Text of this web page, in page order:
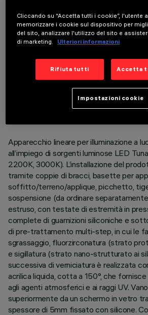
DATI TECNICI
ULTIMO AGGIORNAMENTO: 06/08/2026
DESCRIZIONE
Apparecchio lineare per illuminazione a
all’impiego di sorgenti luminose LED
2200K, 3000K). L’installazione del
tramite coppie di bracci, basette per
soffitto/terreno/applique, picchetto,
sospensione (da ordinare
estruso, con testate di estremità in
complete di guarnizioni siliconiche e
di pre-trattamento multi-step, in cui le
sgrassaggio, fluorzirconatura (strato
e sigillatura (strato nano-strutturato ai
successiva di verniciatura è realizzata
acrilica liquida, cotta a 150°, che fornisce
agli agenti atmosferici e ai raggi UV.
superiormente da un schermo in vetro
spessore di 5mm fissato con silicone.
Cliccando su “Accetta tutti i cookie”, l'utente
memorizzare i cookie sul dispositivo per
del sito, analizzare l'utilizzo del sito e
di marketing.
Ulteriori informazioni
Rifiuta tutti Accetta
Impostazioni cookie